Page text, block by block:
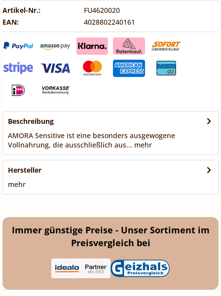
Artikel-Nr.:
FU4620020
EAN:
4028802240161
Beschreibung
AMORA Sensitive ist eine besonders ausgewogene
Vollnahrung, die ausschließlich aus... mehr
Hersteller
mehr
Immer günstige Preise - Unser Sortiment im
Preisvergleich bei